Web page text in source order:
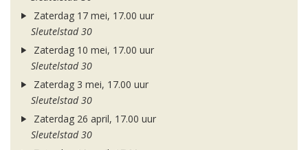
Zaterdag 17 mei, 17.00 uur
Sleutelstad 30
Zaterdag 10 mei, 17.00 uur
Sleutelstad 30
Zaterdag 3 mei, 17.00 uur
Sleutelstad 30
Zaterdag 26 april, 17.00 uur
Sleutelstad 30